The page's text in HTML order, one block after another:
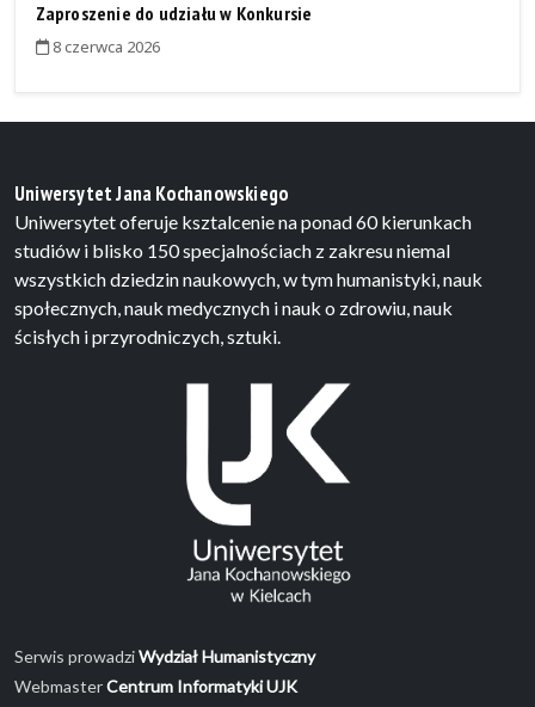
Zaproszenie do udziału w Konkursie
8 czerwca 2026
Uniwersytet Jana Kochanowskiego
Uniwersytet oferuje ksztalcenie na ponad 60 kierunkach
studiów i blisko 150 specjalnościach z zakresu niemal
wszystkich dziedzin naukowych, w tym humanistyki, nauk
społecznych, nauk medycznych i nauk o zdrowiu, nauk
ścisłych i przyrodniczych, sztuki.
Serwis prowadziWydział Humanistyczny
WebmasterCentrum Informatyki UJK